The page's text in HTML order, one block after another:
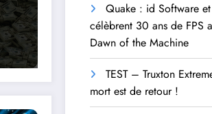
Quake : id Software
célèbrent 30 ans de FPS
Dawn of the Machine
TEST – Truxton
mort est de retour !